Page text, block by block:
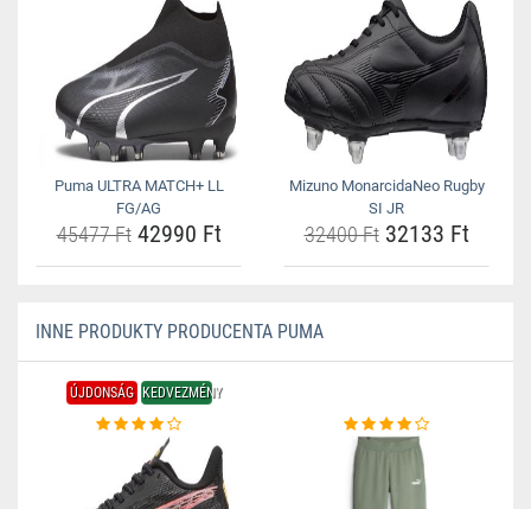
Puma ULTRA MATCH+ LL
FG/AG
45477 Ft42990 Ft
Mizuno MonarcidaNeo Rugby
SI JR
32400 Ft32133 Ft
INNE PRODUKTY PRODUCENTA PUMA
ÚJDONSÁG KEDVEZMÉNY